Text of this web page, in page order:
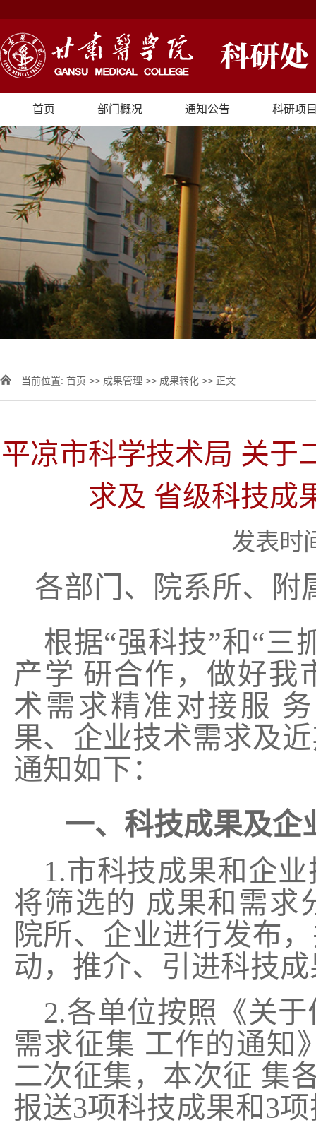
首页 部门概况 通知公告 科研项
当前位置: 首页 >> 成果管理 >> 成果转化 >> 正文
平凉市科学技术局 关于
求及 省级科技成
发表时
各部门、院系所、附
根据“强科技”和“三
产学 研合作，做好我
术需求精准对接服
果、企业技术需求及
通知如下：
一、科技成果及企
1.市科技成果和企
将筛选的 成果和需求
院所、企业进行发布
动，推介、引进科技
2.各单位按照《关
需求征集 工作的通知
二次征集，本次征 集
报送3项科技成果和3